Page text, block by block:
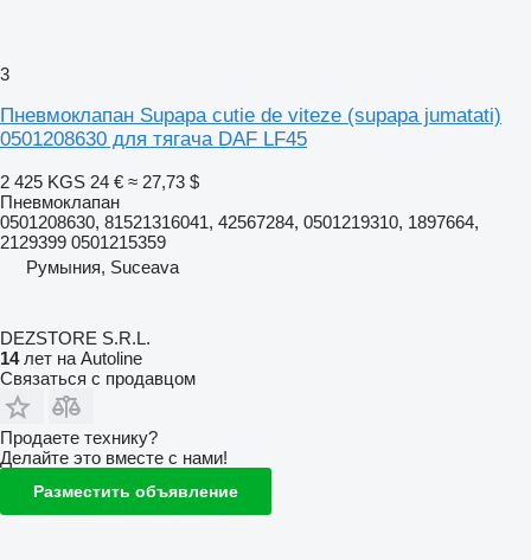
3
Пневмоклапан Supapa cutie de viteze (supapa jumatati)
0501208630 для тягача DAF LF45
2 425 KGS 24 € ≈ 27,73 $
Пневмоклапан
0501208630, 81521316041, 42567284, 0501219310, 1897664,
2129399 0501215359
Румыния, Suceava
DEZSTORE S.R.L.
14лет на Autoline
Связаться с продавцом
Продаете технику?
Делайте это вместе с нами!
Разместить объявление